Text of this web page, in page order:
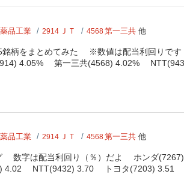
品工業 2914 ＪＴ 4568第一三共 他
銘柄をまとめてみた ※数値は配当利回り
4.05% 第一三共(4568) 4.02%
品工業 2914 ＪＴ 4568第一三共 他
グ 数字は配当利回り（％）だよ ホンダ
NTT(9432) 3.70 トヨタ(7203) 3.51